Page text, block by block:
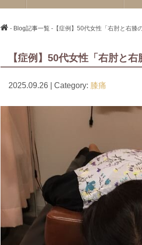
- Blog記事一覧 -【症例】50代女性「右肘と右膝
【症例】50代女性「右肘と
2025.09.26 | Category: 膝痛